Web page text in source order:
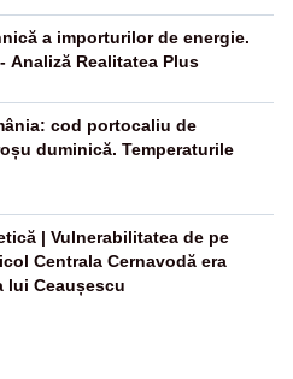
a importurilor de energie.
Analiză Realitatea Plus
cod portocaliu de
duminică. Temperaturile
| Vulnerabilitatea de pe
Centrala Cernavodă era
lui Ceaușescu